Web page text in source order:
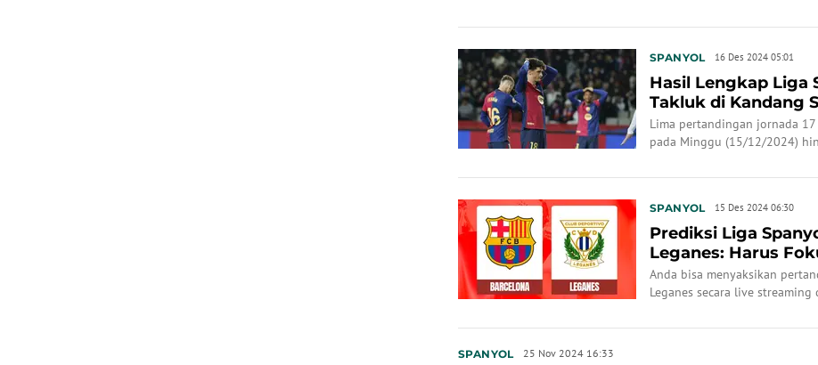
SPANYOL 16 Des 2024 05:01
Hasil Lengkap Liga
Takluk di Kandang
dari Real M...
Lima pertandingan jornada
pada Minggu (15/12/2024)
Leganes di Estadio Olimpic
SPANYOL 15 Des 2024 06:30
Prediksi Liga
Leganes: Harus
Anda bisa menyaksikan
Leganes secara live streaming
SPANYOL 25 Nov 2024 16:33